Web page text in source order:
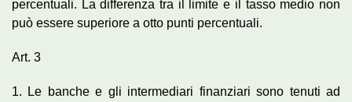
percentuali. La differenza tra il limite e il tasso medio non
può essere superiore a otto punti percentuali.
Art. 3
1. Le banche e gli intermediari finanziari sono tenuti ad